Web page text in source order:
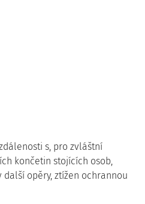
s, pro zvláštní
končetin stojících osob,
opěry, ztížen ochrannou